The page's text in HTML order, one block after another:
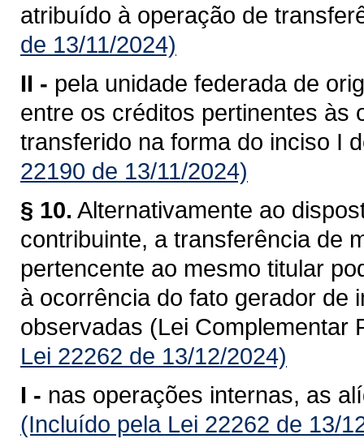
atribuído à operação de
de 13/11/2024)
II - pela unidade federada de
entre os créditos pertinentes às
transferido na forma do inciso I
22190 de 13/11/2024)
§ 10. Alternativamente ao
contribuinte, a transferência de
pertencente ao mesmo titular
à ocorrência do fato gerador de
observadas (Lei Complementar
Lei 22262 de 13/12/2024)
I - nas operações internas, as
(Incluído pela Lei 22262 de 13/